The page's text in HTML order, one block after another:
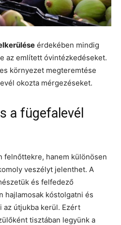
érdekében mindig
az említett óvintézkedéseket.
környezet megteremtése
okozta mérgezéseket.
a fügefalevél
felnőttekre, hanem különösen
veszélyt jelenthet. A
és felfedező
hajlamosak kóstolgatni és
az útjukba kerül. Ezért
tisztában legyünk a